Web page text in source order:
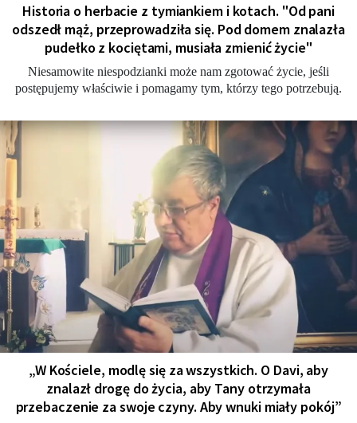
Historia o herbacie z tymiankiem i kotach. "Od pani
odszedł mąż, przeprowadziła się. Pod domem znalazła
pudełko z kociętami, musiała zmienić życie"
Niesamowite niespodzianki może nam zgotować życie, jeśli
postępujemy właściwie i pomagamy tym, którzy tego potrzebują.
„W Kościele, modlę się za wszystkich. O Davi, aby
znalazł drogę do życia, aby Tany otrzymała
przebaczenie za swoje czyny. Aby wnuki miały pokój”